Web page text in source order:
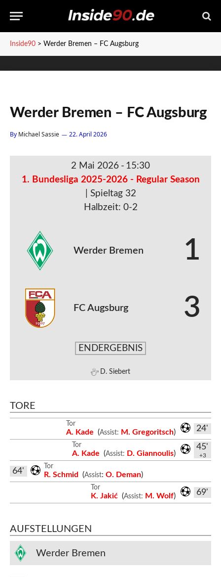
Inside90 > Werder Bremen – FC Augsburg
Werder Bremen – FC Augsburg
By Michael Sassie 22. April 2026
2 Mai 2026 - 15:30
1. Bundesliga 2025-2026 - Regular Season
| Spieltag 32
Halbzeit: 0-2
Werder Bremen 1
FC Augsburg 3
ENDERGEBNIS
D. Siebert
TORE
24'
Tor
A. Kade (Assist: M. Gregoritsch)
45'
+3
Tor
A. Kade (Assist: D. Giannoulis)
Tor
R. Schmid (Assist: O. Deman)
64'
69'
Tor
K. Jakić (Assist: M. Wolf)
AUFSTELLUNGEN
Werder Bremen